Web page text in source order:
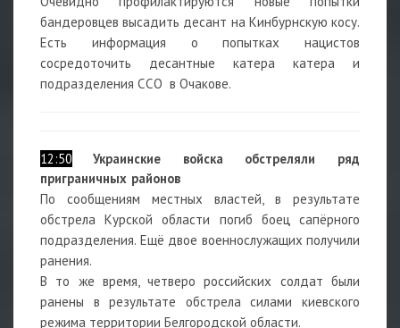
бандеровцев высадить десант на Кинбурнскую косу.
Есть информация о попытках нацистов
сосредоточить десантные катера катера и
подразделения ССО в Очакове.
12:50
Украинские войска обстреляли ряд
приграничных районов
По сообщениям местных властей, в результате
обстрела Курской области погиб боец сапёрного
подразделения. Ещё двое военнослужащих получили
ранения.
В то же время, четверо российских солдат были
ранены в результате обстрела силами киевского
режима территории Белгородской области.